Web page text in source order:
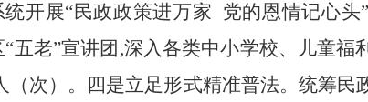
统开展“民政政策进万家 党的恩情记心头”
五老”宣讲团,深入各类中小学校、儿童福
次）。 四是立足形式精准普法。统筹民